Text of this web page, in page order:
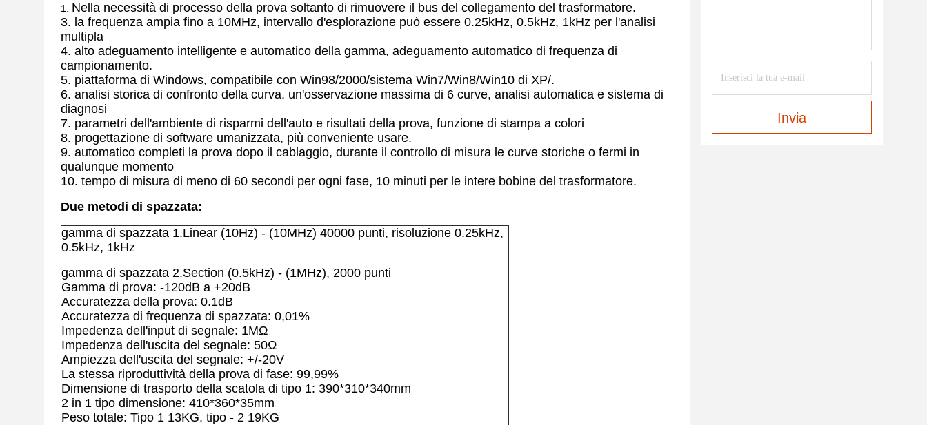
1. Nella necessità di processo della prova soltanto di rimuovere il bus del collegamento del trasformatore.
3. la frequenza ampia fino a 10MHz, intervallo d'esplorazione può essere 0.25kHz, 0.5kHz, 1kHz per l'analisi
multipla
4. alto adeguamento intelligente e automatico della gamma, adeguamento automatico di frequenza di
campionamento.
5. piattaforma di Windows, compatibile con Win98/2000/sistema Win7/Win8/Win10 di XP/.
6. analisi storica di confronto della curva, un'osservazione massima di 6 curve, analisi automatica e sistema di
diagnosi
7. parametri dell'ambiente di risparmi dell'auto e risultati della prova, funzione di stampa a colori
8. progettazione di software umanizzata, più conveniente usare.
9. automatico completi la prova dopo il cablaggio, durante il controllo di misura le curve storiche o fermi in
qualunque momento
10. tempo di misura di meno di 60 secondi per ogni fase, 10 minuti per le intere bobine del trasformatore.
Due metodi di spazzata:
gamma di spazzata 1.Linear (10Hz) - (10MHz) 40000 punti, risoluzione 0.25kHz,
0.5kHz, 1kHz
gamma di spazzata 2.Section (0.5kHz) - (1MHz), 2000 punti
Gamma di prova: -120dB a +20dB
Accuratezza della prova: 0.1dB
Accuratezza di frequenza di spazzata: 0,01%
Impedenza dell'input di segnale: 1MΩ
Impedenza dell'uscita del segnale: 50Ω
Ampiezza dell'uscita del segnale: +/-20V
La stessa riproduttività della prova di fase: 99,99%
Dimensione di trasporto della scatola di tipo 1: 390*310*340mm
2 in 1 tipo dimensione: 410*360*35mm
Peso totale: Tipo 1 13KG, tipo - 2 19KG
Invia